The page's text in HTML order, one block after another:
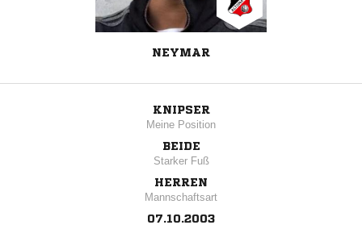
NEYMAR
KNIPSER
Meine Position
BEIDE
Starker Fuß
HERREN
Mannschaftsart
07.10.2003